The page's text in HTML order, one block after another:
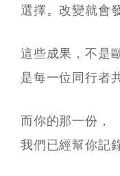
選擇。改變就會
這些成果，不是
是每一位同行者
而你的那一份，
我們已經幫你記